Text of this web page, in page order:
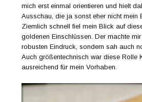
mich erst einmal orientieren und hielt
Ausschau, die ja sonst eher nicht mein
Ziemlich schnell fiel mein Blick auf
goldenen Einschlüssen. Der machte
robusten Eindruck, sondern sah auch
Auch größentechnisch war diese Rolle
ausreichend für mein Vorhaben.